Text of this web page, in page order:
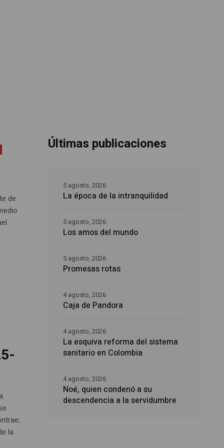
de
la
Últimas publicaciones
La época de la intranquilidad
5 agosto, 2026
Los amos del mundo
5 agosto, 2026
Promesas rotas
5 agosto, 2026
Caja de Pandora
4 agosto, 2026
La esquiva reforma del sistema
sanitario en Colombia
4 agosto, 2026
Noé, quien condenó a su
descendencia a la servidumbre
4 agosto, 2026